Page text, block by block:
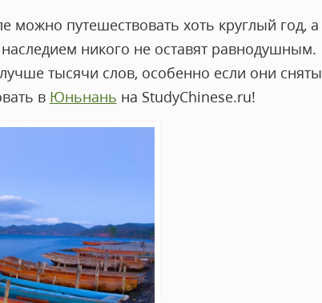
можно путешествовать хоть круглый год, а
никого не оставят равнодушным.
тысячи слов, особенно если они сняты
в Юньнань на StudyChinese.ru!